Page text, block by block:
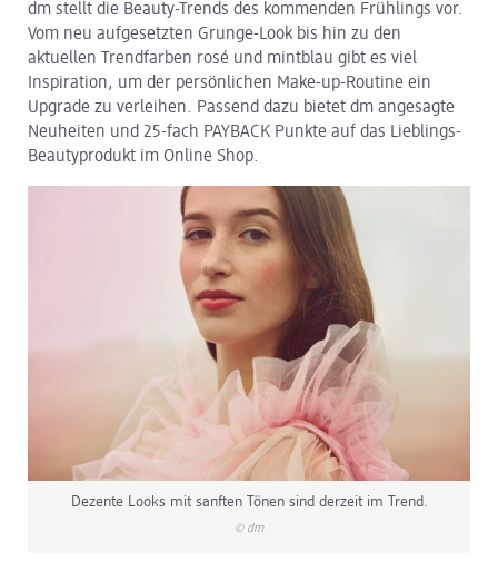
Lehre bei dm
Arbeiten bei dm
dm Logistik
dm Online Shop
dm stellt die Beauty-Trends des kommenden Frühlings vor.
Vom neu aufgesetzten Grunge-Look bis hin zu den
aktuellen Trendfarben rosé und mintblau gibt es viel
Inspiration, um der persönlichen Make-up-Routine ein
Upgrade zu verleihen. Passend dazu bietet dm angesagte
Neuheiten und 25-fach PAYBACK Punkte auf das Lieblings-
Beautyprodukt im Online Shop.
Dezente Looks mit sanften Tönen sind derzeit im Trend.
© dm